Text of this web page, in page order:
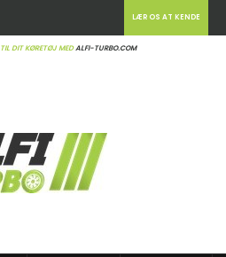
TIL DIT KØRETØJ MEDALFI-TURBO.COM
LÆR OS AT KENDE